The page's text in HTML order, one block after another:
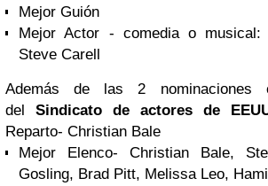
Mejor Guión
Mejor Actor - comedia o
Steve Carell
Además de las 2 nominaciones
del Sindicato de actores de
Reparto- Christian Bale
Mejor Elenco- Christian Bale,
Gosling, Brad Pitt, Melissa Leo,